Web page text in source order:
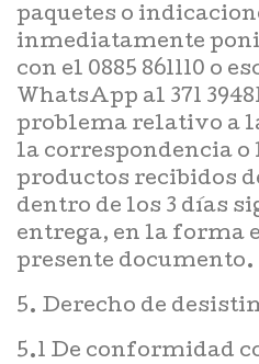
paquetes o
inmediatamente
con el 0885 861110 o
WhatsApp al 371
problema relativo a
la correspondencia
productos recibidos
dentro de los 3 días
entrega, en la forma
presente documento.
5. Derecho de
5.1 De conformidad